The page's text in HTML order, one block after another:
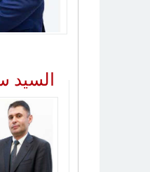
السيد